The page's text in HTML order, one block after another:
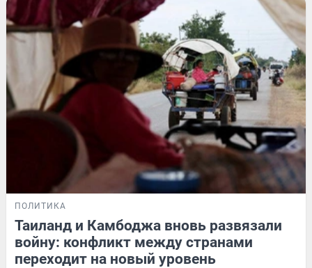
ПОЛИТИКА
Таиланд и Камбоджа вновь развязали
войну: конфликт между странами
переходит на новый уровень